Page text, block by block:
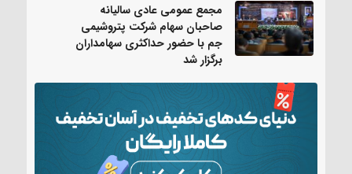
مجمع عمومی عادی سالیانه
صاحبان سهام شرکت پتروشیمی
جم با حضور حداکثری سهامداران
برگزار شد